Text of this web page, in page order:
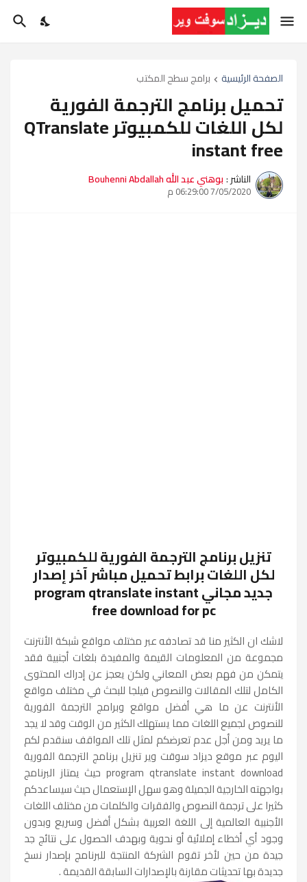
الصفحة الرئيسية برامج سطح المكتب
تحميل برنامج الترجمة الفورية
لكل اللغات للكمبيوتر QTranslate
instant free
الناشر :بوهني عبد الله Bouhenni Abdallah
7/05/2020 06:29:00 م
تنزيل برنامج الترجمة الفورية للكمبيوتر
لكل اللغات برابط تحميل مباشر آخر إصدار
جديد مجاني program qtranslate instant
free download for pc
لاشك ان الكثير منا قد تصادفه عبر مختلف مواقع شبكة الأنترنت
مجموعة من المعلومات القيمة والمفيدة بلغات أجنبية فقد
يتمكن من فهم بعض المعاني ولكن يعجز عن إدراك المحتوى
الكامل لتلك المقالات والنصوص فيلجا للبحث في مختلف مواقع
الأنترنت عن ما هي أفضل مواقع وبرامج الترجمة الفورية
للنصوص لجميع اللغات مما يستهلك الكثير من الوقت وقد لا يجد
ما يريد ومن أجل عدم تعرضكم لمثل تلك المواقف سنقدم لكم
اليوم عبر موقع ديزاد سوقت وير تنزيل برنامج الترجمة الفورية
program qtranslate instant download حيث يمتاز البرنامج
بواجهته الخارجية الجميلة وهو سهل الإستعمال حيث سيساعدكم
كثيرا على ترجمة النصوص والفقرات والكلمات من مختلف اللغات
الأجنبية العالمية إلى اللغة العربية بشكل أفضل وسريع وبدون
وجود أي أخطاء إملائية أو نحوية وبهدف الحصول على نتائج جد
جيدة من حين لأخر تقوم الشركة المنتجة للبرنامج بإصدار نسخ
جديدة بها تحديثات مقارنة بالإصدارات السابقة القديمة .